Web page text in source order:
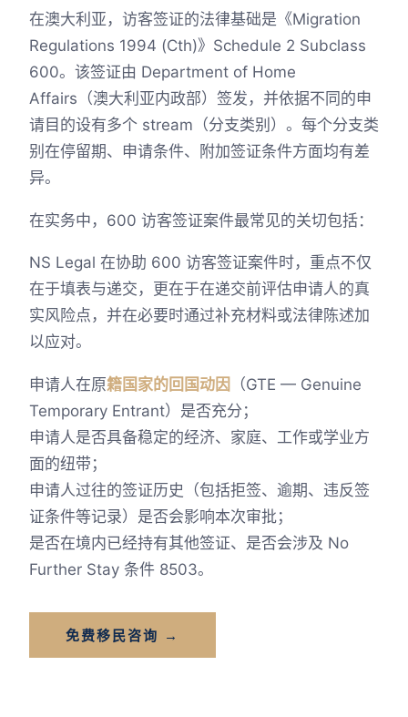
在澳大利亚，访客签证的法律基础是《Migration
Regulations 1994 (Cth)》Schedule 2 Subclass
600。该签证由 Department of Home
Affairs（澳大利亚内政部）签发，并依据不同的申
请目的设有多个 stream（分支类别）。每个分支类
别在停留期、申请条件、附加签证条件方面均有差
异。
在实务中，600 访客签证案件最常见的关切包括：
NS Legal 在协助 600 访客签证案件时，重点不仅
在于填表与递交，更在于在递交前评估申请人的真
实风险点，并在必要时通过补充材料或法律陈述加
以应对。
申请人在原籍国家的回国动因 （GTE — Genuine
Temporary Entrant）是否充分；
申请人是否具备稳定的经济、家庭、工作或学业方
面的纽带；
申请人过往的签证历史（包括拒签、逾期、违反签
证条件等记录）是否会影响本次审批；
是否在境内已经持有其他签证、是否会涉及 No
Further Stay 条件 8503。
免费移民咨询 →